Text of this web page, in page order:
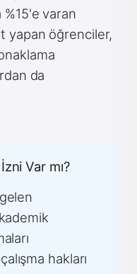
%15'e varan
yapan öğrenciler,
da
Var mı?
hakları